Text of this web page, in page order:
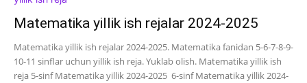
Matematika yillik ish rejalar 2024-2025
Matematika yillik ish rejalar 2024-2025. Matematika fanidan 5-6-7-8-9-
10-11 sinflar uchun yillik ish reja. Yuklab olish. Matematika yillik ish
reja 5-sinf Matematika yillik 2024-2025 6-sinf Matematika yillik 2024-